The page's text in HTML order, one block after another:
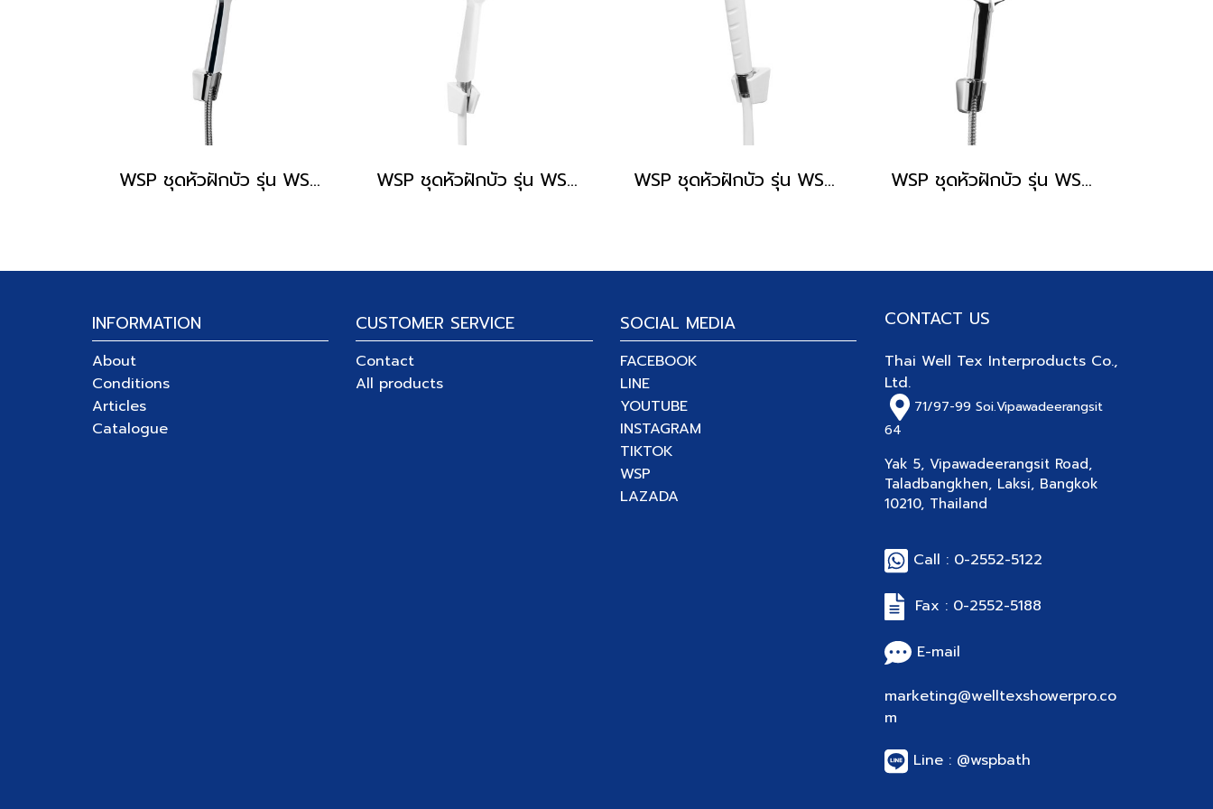
WSP ชุดหัวฝักบัว รุ่น WSP-149C WSP ชุดหัวฝักบัว รุ่น WSP-149W WSP ชุดหัวฝักบัว รุ่น WSP-147W WSP ชุดหัวฝักบัว รุ่น WSP-327
INFORMATION
About
Conditions
Articles
Catalogue
CUSTOMER SERVICE
Contact
All products
SOCIAL MEDIA
FACEBOOK
LINE
YOUTUBE
INSTAGRAM
TIKTOK
WSP
LAZADA
CONTACT US
Thai Well Tex Interproducts Co.,
Ltd.
71/97-99 Soi.Vipawadeerangsit
64
Yak 5, Vipawadeerangsit Road,
Taladbangkhen, Laksi, Bangkok
10210, Thailand
Call : 0-2552-5122
Fax : 0-2552-5188
E-mail
marketing@welltexshowerpro.co
m
Line : @wspbath